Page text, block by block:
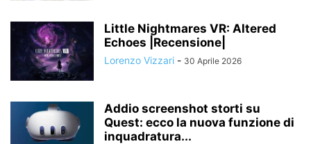
Little Nightmares VR: Altered
Echoes |Recensione|
Lorenzo Vizzari - 30 Aprile 2026
Addio screenshot storti su
Quest: ecco la nuova funzione di
inquadratura...